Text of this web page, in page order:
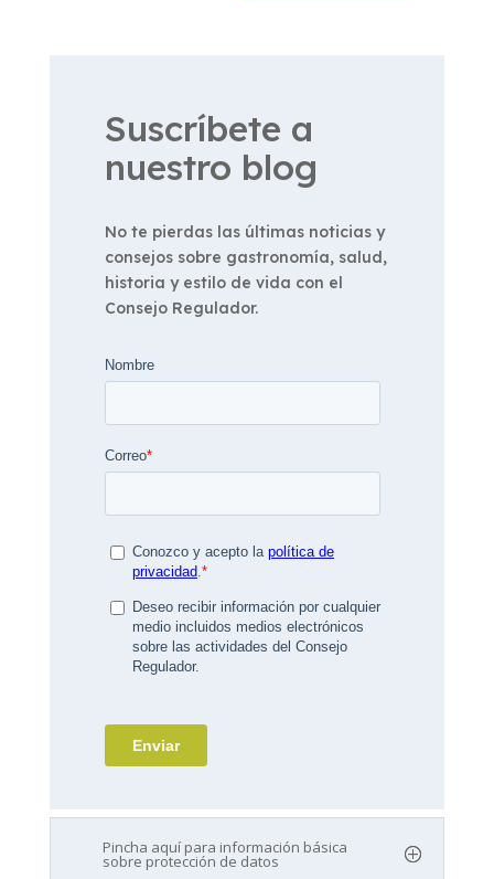
Suscríbete a
nuestro blog
No te pierdas las últimas noticias y
consejos sobre gastronomía, salud,
historia y estilo de vida con el
Consejo Regulador.
Pincha aquí para información básica
sobre protección de datos